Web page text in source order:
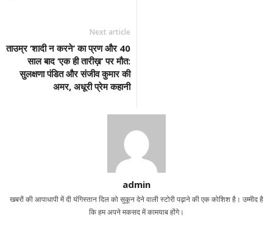
Next article
ताउम्र ‘शादी न करने’ का प्रण और 40
साल बाद ‘एक ही तारीख़’ पर मौत:
सुलक्षणा पंडित और संजीव कुमार की
अमर, अधूरी प्रेम कहानी
admin
खबरों की आपाधापी में दी यंगिस्तान दिल को सुकून देने वाली स्टोरी पढ़ाने की एक कोशिश है। उम्मीद है
कि हम अपने मकसद में कामयाब होंगे।